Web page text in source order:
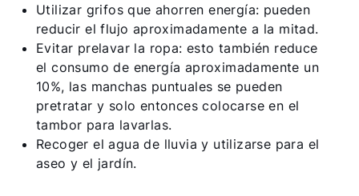
Utilizar grifos que ahorren energía: pueden
reducir el flujo aproximadamente a la mitad.
Evitar prelavar la ropa: esto también reduce
el consumo de energía aproximadamente un
10%, las manchas puntuales se pueden
pretratar y solo entonces colocarse en el
tambor para lavarlas.
Recoger el agua de lluvia y utilizarse para el
aseo y el jardín.